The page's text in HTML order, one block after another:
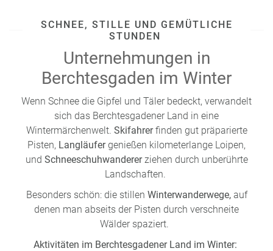
SCHNEE, STILLE UND GEMÜTLICHE
STUNDEN
Unternehmungen in
Berchtesgaden im Winter
Wenn Schnee die Gipfel und Täler bedeckt, verwandelt
sich das Berchtesgadener Land in eine
Wintermärchenwelt. Skifahrerfinden gut präparierte
Pisten, Langläufergenießen kilometerlange Loipen,
und Schneeschuhwandererziehen durch unberührte
Landschaften.
Besonders schön: die stillen Winterwanderwege, auf
denen man abseits der Pisten durch verschneite
Wälder spaziert.
Aktivitäten im Berchtesgadener Land im Winter: